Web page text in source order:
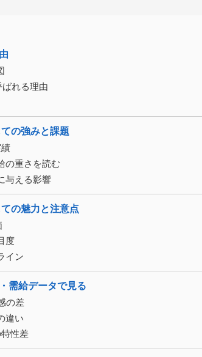
ばれる理由
の強みと課題
の重さを読む
与える影響
の魅力と注意点
度
イン
需給データで見る
の差
違い
性差